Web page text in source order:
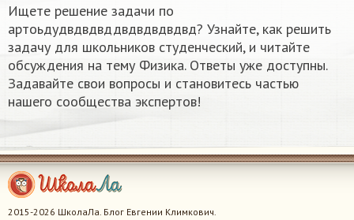
Ищете решение задачи по
артоьдудвдвдвддвдвдвдвдвд? Узнайте, как решить
задачу для школьников студенческий, и читайте
обсуждения на тему Физика. Ответы уже доступны.
Задавайте свои вопросы и становитесь частью
нашего сообщества экспертов!
2015-2026 ШколаЛа. Блог Евгении Климкович.